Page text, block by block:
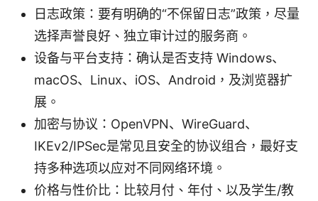
日志政策：要有明确的“不保留日志”政策，尽量
选择声誉良好、独立审计过的服务商。
设备与平台支持：确认是否支持 Windows、
macOS、Linux、iOS、Android，及浏览器扩
展。
加密与协议：OpenVPN、WireGuard、
IKEv2/IPSec是常见且安全的协议组合，最好支
持多种选项以应对不同网络环境。
价格与性价比：比较月付、年付、以及学生/教